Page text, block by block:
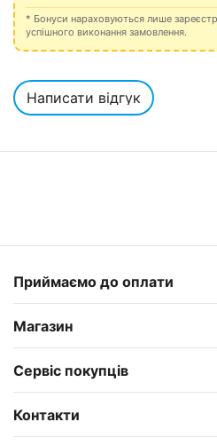
* Бонуси нараховуються лише
успішного виконання замовлення.
Написати відгук
Приймаємо до оплати
Магазин
Сервіс покупців
Контакти